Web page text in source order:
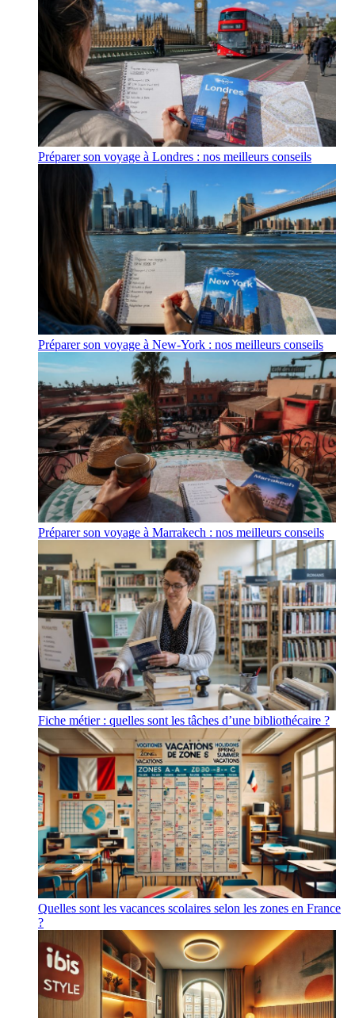
Préparer son voyage à Londres : nos meilleurs conseils
Préparer son voyage à New-York : nos meilleurs conseils
Préparer son voyage à Marrakech : nos meilleurs conseils
Fiche métier : quelles sont les tâches d’une bibliothécaire ?
Quelles sont les vacances scolaires selon les zones en France
?